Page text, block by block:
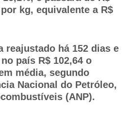
kg, equivalente a R$
reajustado há 152 dias e
país R$ 102,64 o
média, segundo
Nacional do Petróleo,
(ANP).